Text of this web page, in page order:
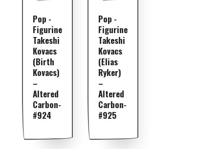
Pop -
Figurine
Takeshi
Kovacs
(Birth
Kovacs)
–
Altered
Carbon-
#924
Pop -
Figurine
Takeshi
Kovacs
(Elias
Ryker)
–
Altered
Carbon-
#925